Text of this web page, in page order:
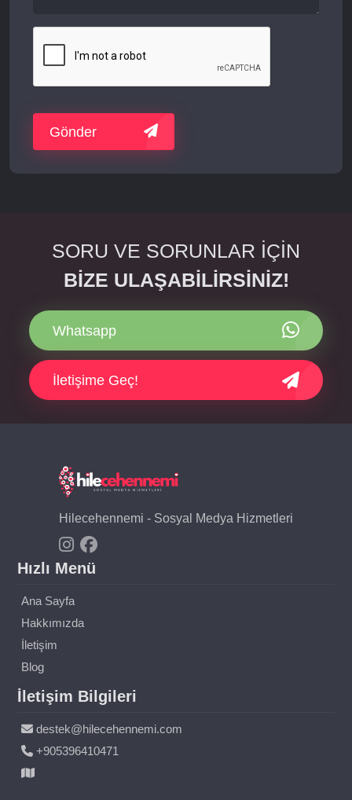
Gönder
SORU VE SORUNLAR İÇİN
BİZE ULAŞABİLİRSİNİZ!
Whatsapp
İletişime Geç!
Hilecehennemi - Sosyal Medya Hizmetleri
Hızlı Menü
Ana Sayfa
Hakkımızda
İletişim
Blog
İletişim Bilgileri
destek@hilecehennemi.com
+905396410471